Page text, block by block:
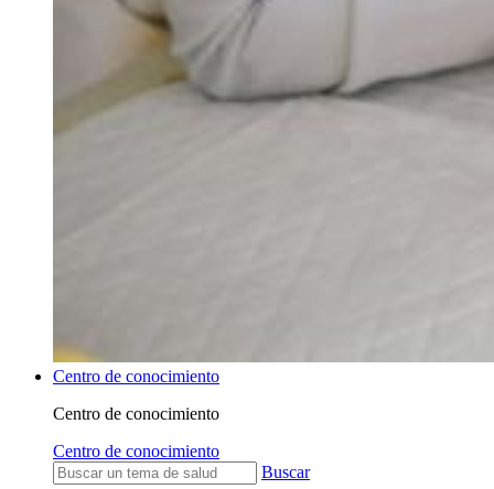
Centro de conocimiento
Centro de conocimiento
Centro de conocimiento
Buscar